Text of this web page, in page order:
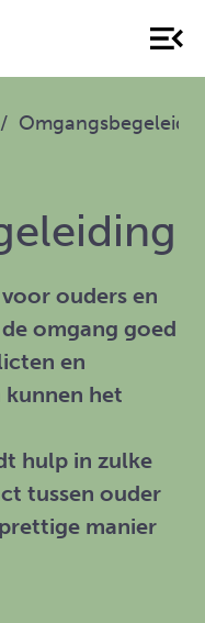
ouders en
omgang goed
en
het
hulp in zulke
tussen ouder
manier